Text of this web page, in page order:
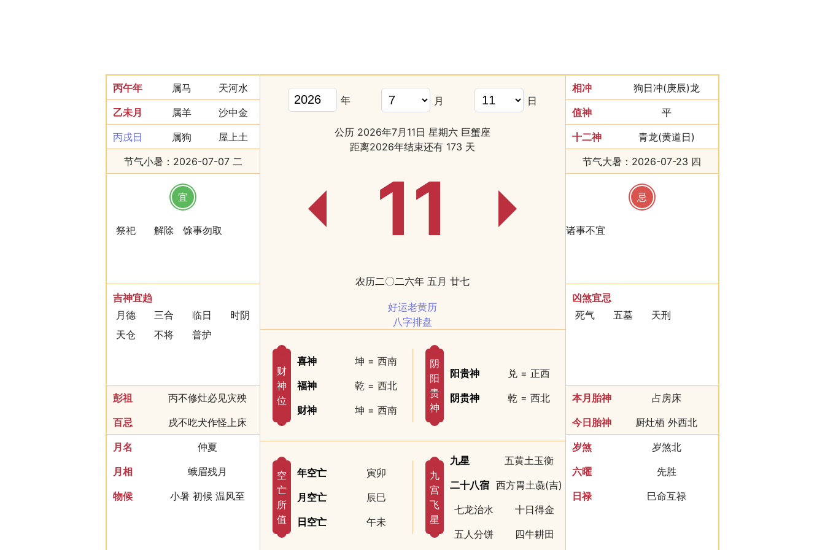
丙午年 属马
天河水
乙未月
属羊
沙中金
丙戌日
属狗
屋上土
节气小暑：2026-07-07 二
宜
祭祀 解除 馀事勿取
吉神宜趋
月德
三合 临日
时阴
天仓
不将 普护
彭祖
丙不修灶必见灾殃
百忌
戌不吃犬作怪上床
月名
仲夏
月相
蛾眉残月
物候
小暑 初候 温风至
年 月 日
公历 2026年7月11日 星期六 巨蟹座
距离2026年结束还有 173 天
11
农历二〇二六年 五月 廿七
好运老黄历
八字排盘
财
神
位
喜神
坤 = 西南
福神
乾 = 西北
财神
坤 = 西南
阴
阳
贵
神
阳贵神
兑 = 正西
阴贵神
乾 = 西北
空
亡
所
值
年空亡
寅卯
月空亡
辰巳
日空亡
午未
九
宫
飞
星
九星
五黄土玉衡
二十八宿 西方胃土彘(吉)
七龙治水
十日得金
五人分饼
四牛耕田
相冲
狗日冲(庚辰)龙
值神
平
十二神
青龙(黄道日)
节气大暑：2026-07-23 四
忌
诸事不宜
凶煞宜忌
死气
五墓 天刑
本月胎神
占房床
今日胎神
厨灶栖 外西北
岁煞
岁煞北
六曜
先胜
日禄
巳命互禄